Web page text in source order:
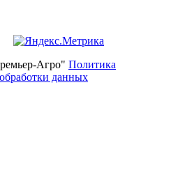
Агро" Политика
данных